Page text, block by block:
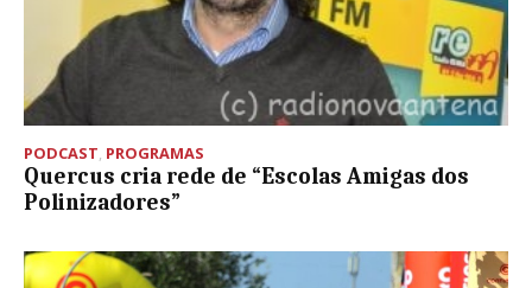
PODCAST, PROGRAMAS
Quercus cria rede de “Escolas Amigas dos
Polinizadores”